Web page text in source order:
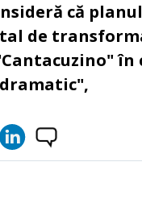
că planul
de
în